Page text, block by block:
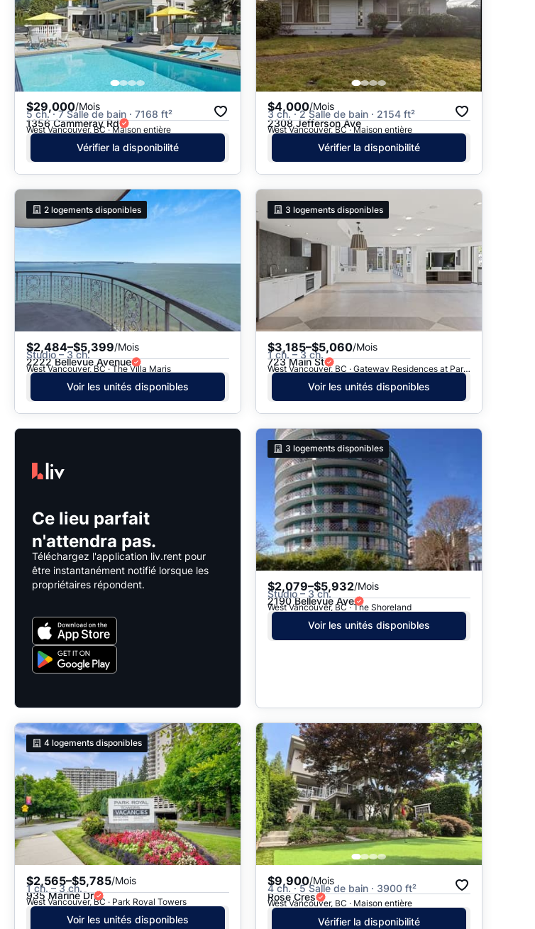
$29,000/Mois
5 ch. · 7 Salle de bain · 7168 ft²
1356 Cammeray Rd
West Vancouver, BC · Maison entière
Vérifier la disponibilité
$4,000/Mois
3 ch. · 2 Salle de bain · 2154 ft²
2308 Jefferson Ave
West Vancouver, BC · Maison entière
Vérifier la disponibilité
2 logements disponibles
$2,484–$5,399/Mois
Studio – 3 ch.
2222 Bellevue Avenue
West Vancouver, BC · The Villa Maris
Voir les unités disponibles
3 logements disponibles
$3,185–$5,060/Mois
1 ch. – 3 ch.
723 Main St
West Vancouver, BC · Gateway Residences at Park Royal
Voir les unités disponibles
Ce lieu parfait
n'attendra pas.
Téléchargez l'application liv.rent pour
être instantanément notifié lorsque les
propriétaires répondent.
3 logements disponibles
$2,079–$5,932/Mois
Studio – 3 ch.
2190 Bellevue Ave
West Vancouver, BC · The Shoreland
Voir les unités disponibles
4 logements disponibles
$2,565–$5,785/Mois
1 ch. – 3 ch.
935 Marine Dr
West Vancouver, BC · Park Royal Towers
Voir les unités disponibles
$9,900/Mois
4 ch. · 5 Salle de bain · 3900 ft²
Rose Cres
West Vancouver, BC · Maison entière
Vérifier la disponibilité